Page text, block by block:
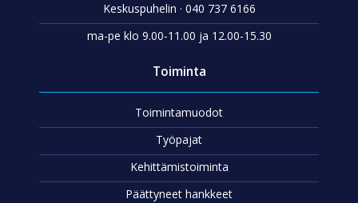
Keskuspuhelin · 040 737 6166
ma-pe klo 9.00-11.00 ja 12.00-15.30
Toiminta
Toimintamuodot
Työpajat
Kehittämistoiminta
Päättyneet hankkeet